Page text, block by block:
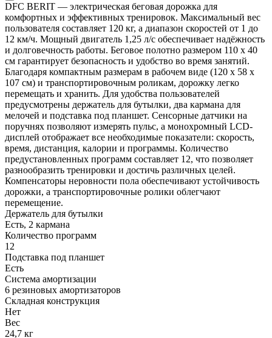
DFC BERIT — электрическая беговая дорожка для
комфортных и эффективных тренировок. Максимальный вес
пользователя составляет 120 кг, а диапазон скоростей от 1 до
12 км/ч. Мощный двигатель 1,25 л/с обеспечивает надёжность
и долговечность работы. Беговое полотно размером 110 х 40
см гарантирует безопасность и удобство во время занятий.
Благодаря компактным размерам в рабочем виде (120 х 58 х
107 см) и транспортировочным роликам, дорожку легко
перемещать и хранить. Для удобства пользователей
предусмотрены держатель для бутылки, два кармана для
мелочей и подставка под планшет. Сенсорные датчики на
поручнях позволяют измерять пульс, а монохромный LCD-
дисплей отображает все необходимые показатели: скорость,
время, дистанция, калории и программы. Количество
предустановленных программ составляет 12, что позволяет
разнообразить тренировки и достичь различных целей.
Компенсаторы неровности пола обеспечивают устойчивость
дорожки, а транспортировочные ролики облегчают
перемещение.
Держатель для бутылки
Есть, 2 кармана
Количество программ
12
Подставка под планшет
Есть
Система амортизации
6 резиновых амортизаторов
Складная конструкция
Нет
Вес
24,7 кг